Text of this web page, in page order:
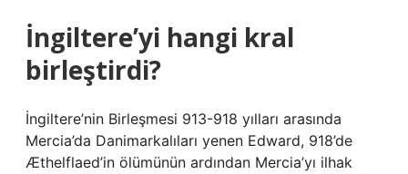
İngiltere’yi hangi kral
birleştirdi?
İngiltere’nin Birleşmesi 913-918 yılları arasında
Mercia’da Danimarkalıları yenen Edward, 918’de
Æthelflaed’in ölümünün ardından Mercia’yı ilhak